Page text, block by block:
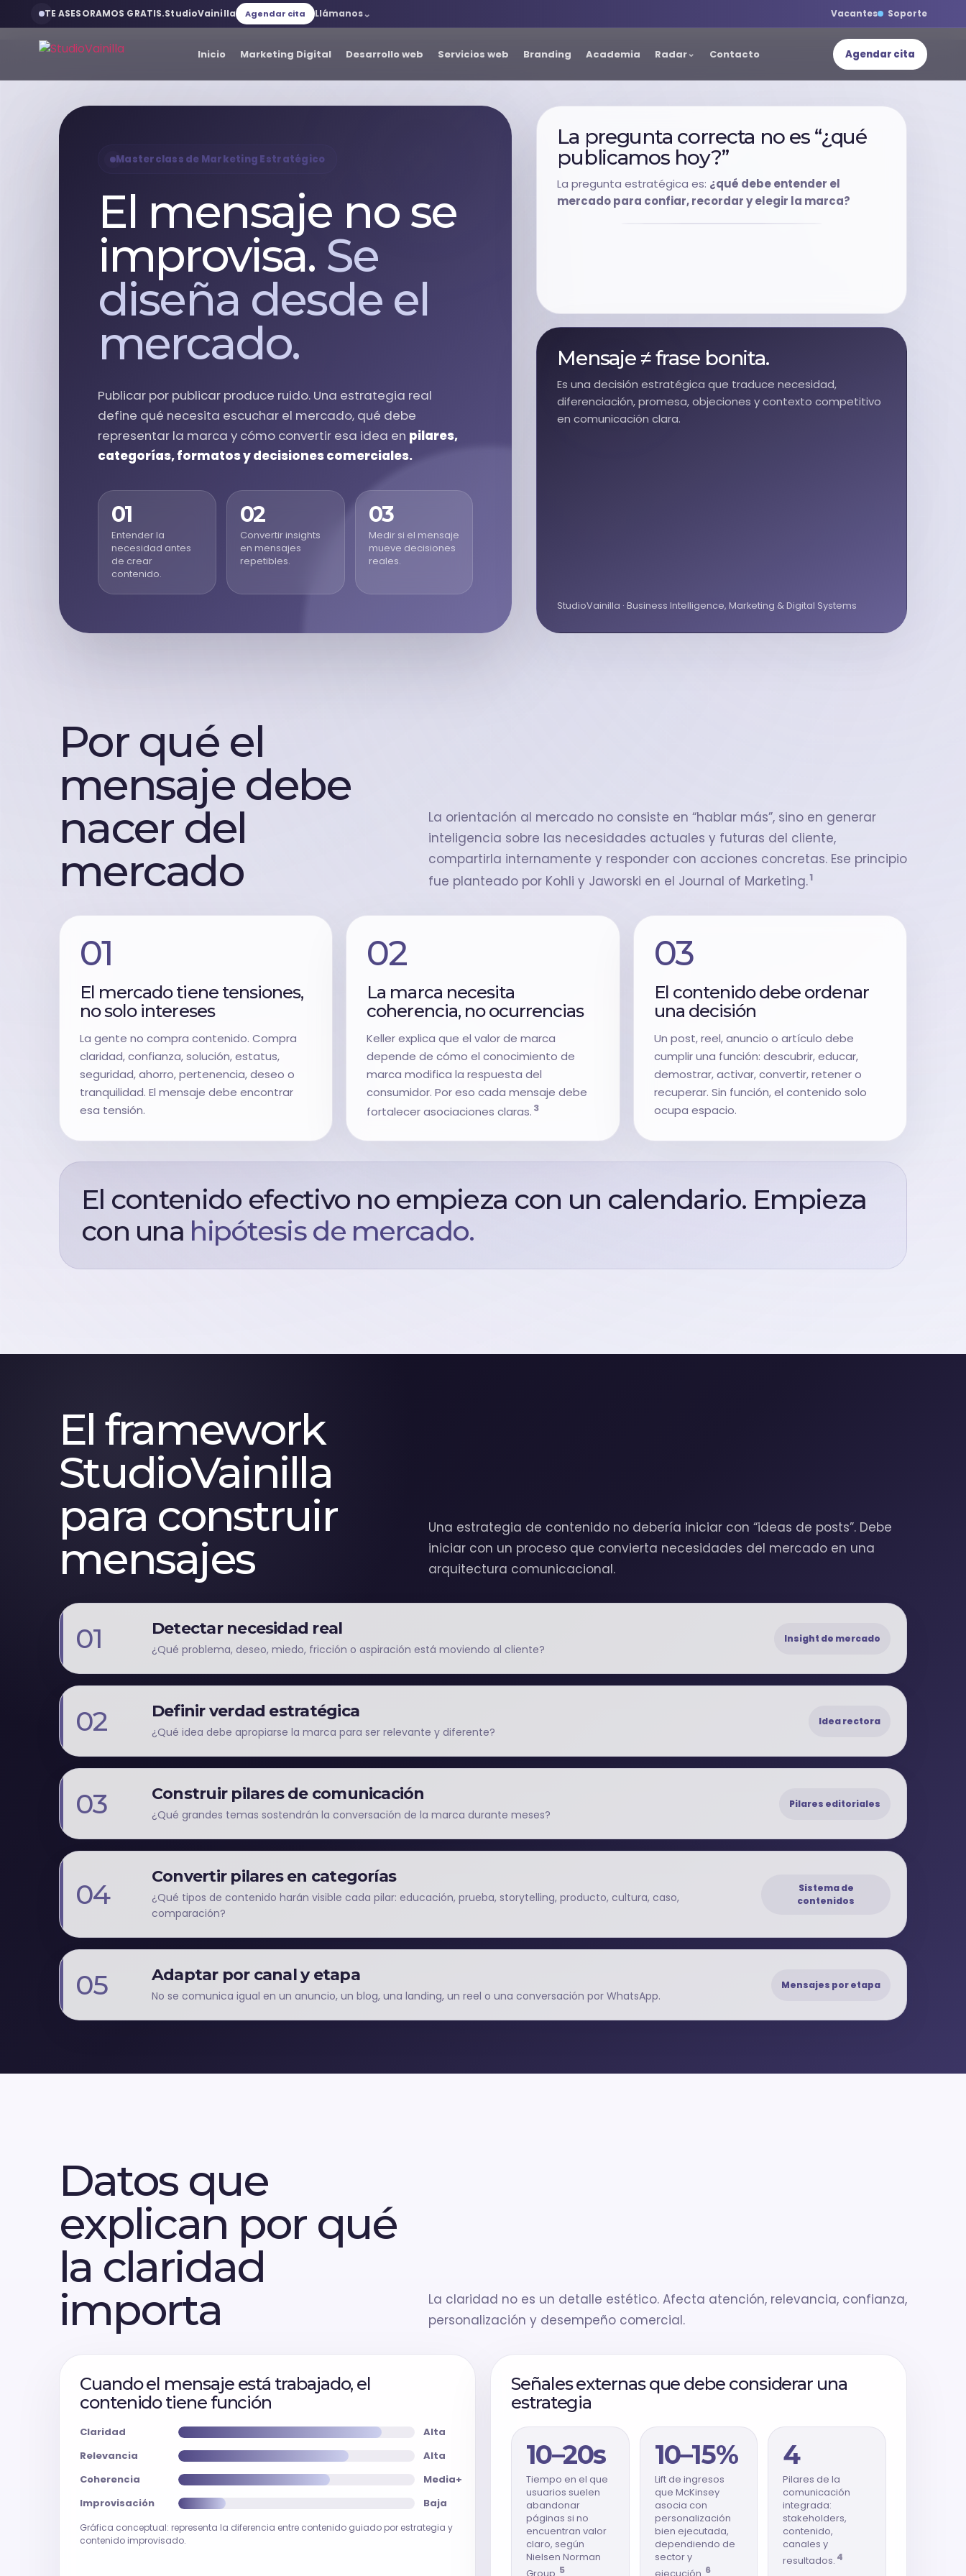
TE ASESORAMOS GRATIS.StudioVainilla Agendar cita Llámanos Vacantes Soporte
Inicio Marketing Digital Desarrollo web Servicios web Branding Academia Radar Contacto Agendar cita
Inicio
Desarrollo web
Servicios web
Vainilla Intelligence
Vainilla Academy
Radar · Blog
Radar · Insights
Contacto
+52 55 4209 4356
Vacantes
Soporte
Masterclass de Marketing Estratégico
El mensaje no se
improvisa. Se
diseña desde el
mercado.
Publicar por publicar produce ruido. Una estrategia real
define qué necesita escuchar el mercado, qué debe
representar la marca y cómo convertir esa idea en pilares,
categorías, formatos y decisiones comerciales.
01
Entender la
necesidad antes
de crear
contenido.
02
Convertir insights
en mensajes
repetibles.
03
Medir si el mensaje
mueve decisiones
reales.
La pregunta correcta no es “¿qué
publicamos hoy?”
La pregunta estratégica es: ¿qué debe entender el
mercado para confiar, recordar y elegir la marca?
Mensaje ≠ frase bonita.
Es una decisión estratégica que traduce necesidad,
diferenciación, promesa, objeciones y contexto competitivo
en comunicación clara.
StudioVainilla · Business Intelligence, Marketing & Digital Systems
Por qué el
mensaje debe
nacer del
mercado
La orientación al mercado no consiste en “hablar más”, sino en generar
inteligencia sobre las necesidades actuales y futuras del cliente,
compartirla internamente y responder con acciones concretas. Ese principio
fue planteado por Kohli y Jaworski en el Journal of Marketing.1
01
El mercado tiene tensiones,
no solo intereses
La gente no compra contenido. Compra
claridad, confianza, solución, estatus,
seguridad, ahorro, pertenencia, deseo o
tranquilidad. El mensaje debe encontrar
esa tensión.
02
La marca necesita
coherencia, no ocurrencias
Keller explica que el valor de marca
depende de cómo el conocimiento de
marca modifica la respuesta del
consumidor. Por eso cada mensaje debe
fortalecer asociaciones claras. 3
03
El contenido debe ordenar
una decisión
Un post, reel, anuncio o artículo debe
cumplir una función: descubrir, educar,
demostrar, activar, convertir, retener o
recuperar. Sin función, el contenido solo
ocupa espacio.
El contenido efectivo no empieza con un calendario. Empieza
con una hipótesis de mercado.
El framework
StudioVainilla
para construir
mensajes
Una estrategia de contenido no debería iniciar con “ideas de posts”. Debe
iniciar con un proceso que convierta necesidades del mercado en una
arquitectura comunicacional.
01 Detectar necesidad real
¿Qué problema, deseo, miedo, fricción o aspiración está moviendo al cliente?
Insight de mercado
02 Definir verdad estratégica
¿Qué idea debe apropiarse la marca para ser relevante y diferente?
Idea rectora
03 Construir pilares de comunicación
¿Qué grandes temas sostendrán la conversación de la marca durante meses?
Pilares editoriales
04
Convertir pilares en categorías
¿Qué tipos de contenido harán visible cada pilar: educación, prueba, storytelling, producto, cultura, caso,
comparación?
Sistema de
contenidos
05 Adaptar por canal y etapa
No se comunica igual en un anuncio, un blog, una landing, un reel o una conversación por WhatsApp.
Mensajes por etapa
Datos que
explican por qué
la claridad
importa
La claridad no es un detalle estético. Afecta atención, relevancia, confianza,
personalización y desempeño comercial.
Cuando el mensaje está trabajado, el
contenido tiene función
Claridad
Alta
Relevancia
Alta
Coherencia
Media+
Improvisación
Baja
Gráfica conceptual: representa la diferencia entre contenido guiado por estrategia y
contenido improvisado.
Señales externas que debe considerar una
estrategia
10–20s
Tiempo en el que
usuarios suelen
abandonar
páginas si no
encuentran valor
claro, según
Nielsen Norman
5
10–15%
Lift de ingresos
que McKinsey
asocia con
personalización
bien ejecutada,
dependiendo de
sector y
6
4
Pilares de la
comunicación
integrada:
stakeholders,
contenido,
canales y
resultados. 4